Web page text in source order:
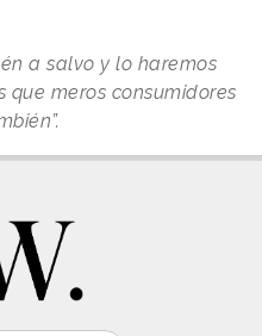
a salvo y lo haremos
meros consumidores